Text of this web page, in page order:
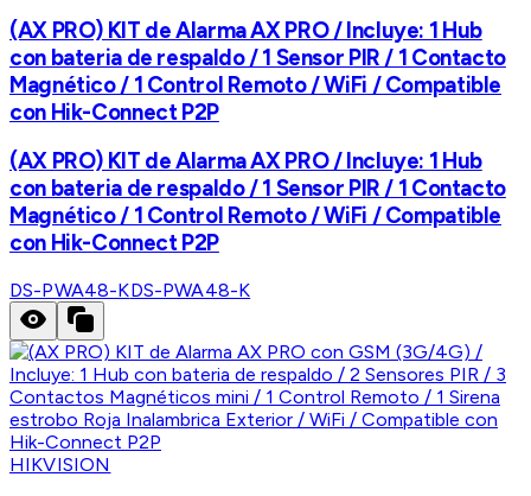
(AX PRO) KIT de Alarma AX PRO / Incluye: 1 Hub
con bateria de respaldo / 1 Sensor PIR / 1 Contacto
Magnético / 1 Control Remoto / WiFi / Compatible
con Hik-Connect P2P
(AX PRO) KIT de Alarma AX PRO / Incluye: 1 Hub
con bateria de respaldo / 1 Sensor PIR / 1 Contacto
Magnético / 1 Control Remoto / WiFi / Compatible
con Hik-Connect P2P
DS-PWA48-KDS-PWA48-K
HIKVISION